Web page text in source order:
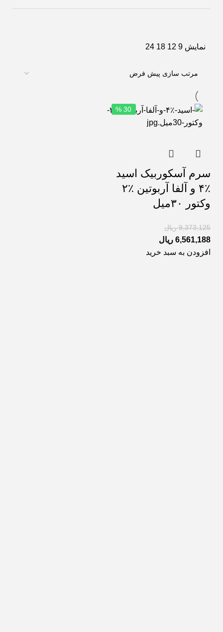
نمایش 9
12
18
24
30 %
سرم آسکوربیک اسید
٪۴ و آلفا آربوتین ٪٢
وکتور ۳۰میل
9,373,125 ریال
6,561,188 ریال
افزودن به سبد خرید